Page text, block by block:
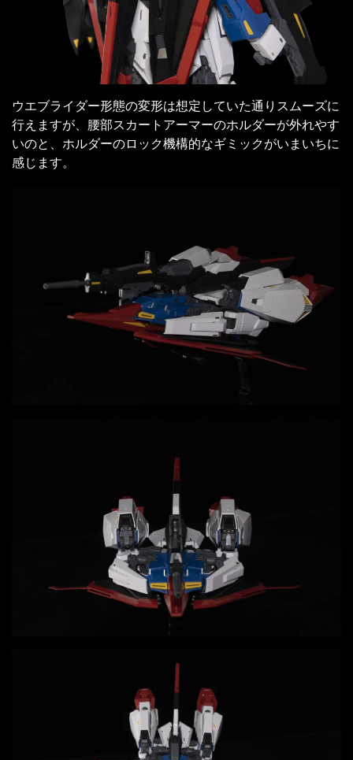
ウエブライダー形態の変形は想定していた通りスムーズに
行えますが、腰部スカートアーマーのホルダーが外れやす
いのと、ホルダーのロック機構的なギミックがいまいちに
感じます。